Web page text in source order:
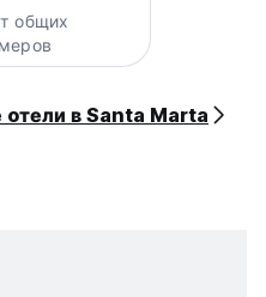
общих
в Santa Marta